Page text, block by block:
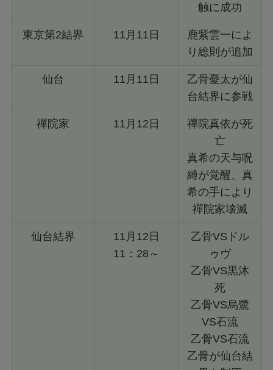
触に成功
東京第2結界 11月11日
鹿紫雲一によ
り総則が追加
仙台 11月11日
乙骨憂太が仙
台結界に参戦
禪院家 11月12日
禪院真依が死
亡
真希の天与呪
縛が覚醒、真
希の手により
禪院家壊滅
仙台結界
11月12日
11：28～
乙骨VSドル
ゥヴ
乙骨VS黒沐
死
乙骨VS烏鷺
VS石流
乙骨VS石流
乙骨が仙台結